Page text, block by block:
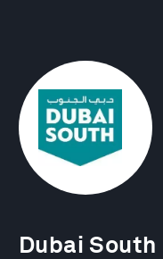
Dubai South